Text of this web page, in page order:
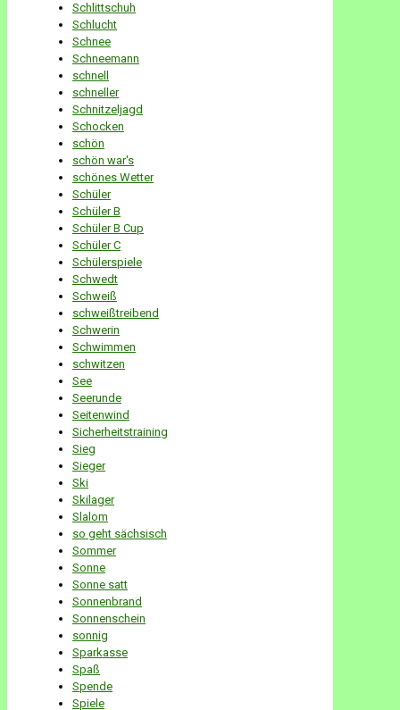
Schlittschuh
Schlucht
Schnee
Schneemann
schnell
schneller
Schnitzeljagd
Schocken
schön
schön war's
schönes Wetter
Schüler
Schüler B
Schüler B Cup
Schüler C
Schülerspiele
Schwedt
Schweiß
schweißtreibend
Schwerin
Schwimmen
schwitzen
See
Seerunde
Seitenwind
Sicherheitstraining
Sieg
Sieger
Ski
Skilager
Slalom
so geht sächsisch
Sommer
Sonne
Sonne satt
Sonnenbrand
Sonnenschein
sonnig
Sparkasse
Spaß
Spende
Spiele